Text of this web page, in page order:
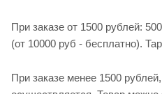
При заказе от 1500 рублей:
(от 10000 руб - бесплатно).
При заказе менее 1500